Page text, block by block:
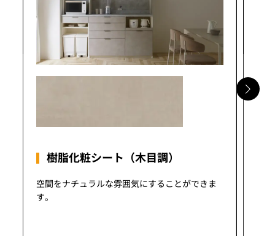
樹脂化粧シート（木目調）
空間をナチュラルな雰囲気にすることができま
す。